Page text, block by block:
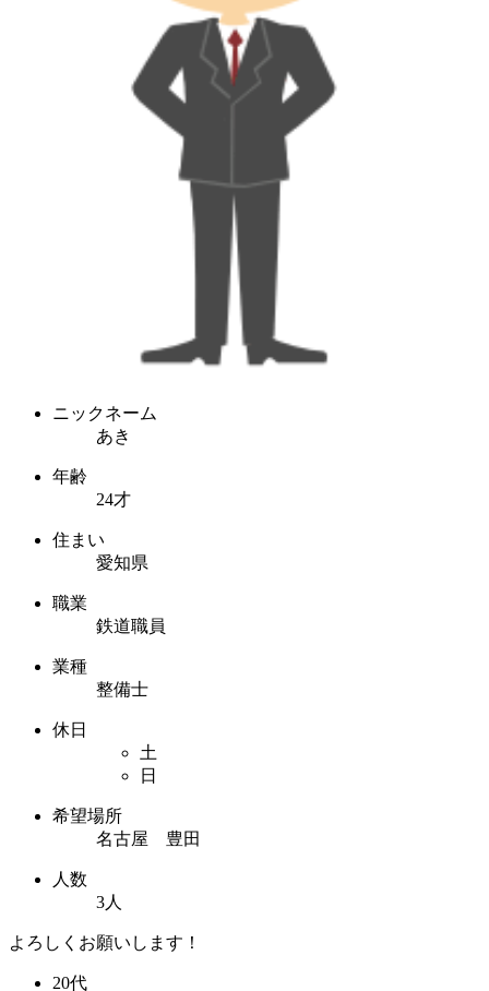
ニックネーム
あき
年齢
24才
住まい
愛知県
職業
鉄道職員
業種
整備士
休日
土
日
希望場所
名古屋 豊田
人数
3人
よろしくお願いします！
20代